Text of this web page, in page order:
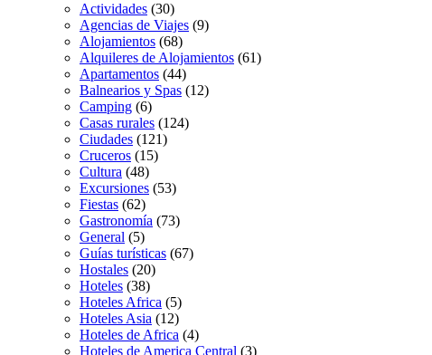
Actividades (30)
Agencias de Viajes (9)
Alojamientos (68)
Alquileres de Alojamientos (61)
Apartamentos (44)
Balnearios y Spas (12)
Camping (6)
Casas rurales (124)
Ciudades (121)
Cruceros (15)
Cultura (48)
Excursiones (53)
Fiestas (62)
Gastronomía (73)
General (5)
Guías turísticas (67)
Hostales (20)
Hoteles (38)
Hoteles Africa (5)
Hoteles Asia (12)
Hoteles de Africa (4)
Hoteles de America Central (3)